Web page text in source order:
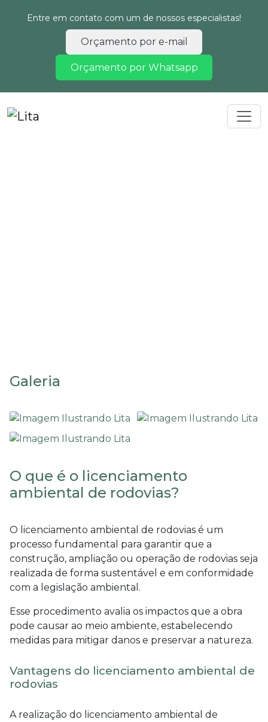
Entre em contato com um de nossos especialistas!
Orçamento por e-mail
Orçamento por Whatsapp
Galeria
O que é o licenciamento
ambiental de rodovias?
O licenciamento ambiental de rodovias é um
processo fundamental para garantir que a
construção, ampliação ou operação de rodovias seja
realizada de forma sustentável e em conformidade
com a legislação ambiental.
Esse procedimento avalia os impactos que a obra
pode causar ao meio ambiente, estabelecendo
medidas para mitigar danos e preservar a natureza.
Vantagens do licenciamento ambiental de
rodovias
A realização do licenciamento ambiental de